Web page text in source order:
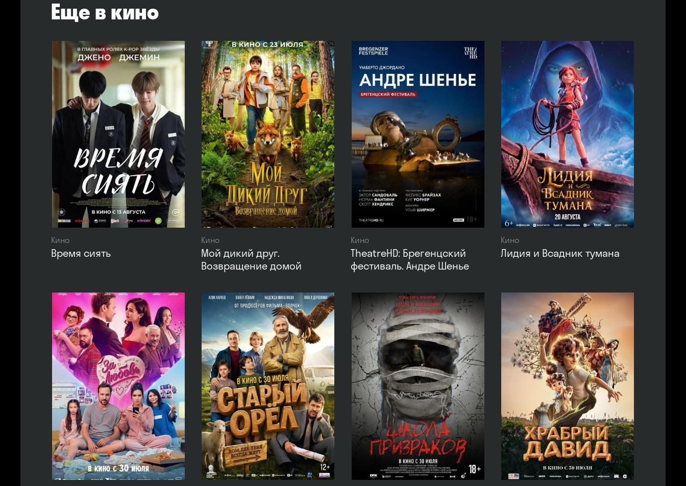
Еще в кино
Кино
Время сиять
Кино
Мой дикий друг.
Возвращение домой
Кино
TheatreHD: Брегенцский
фестиваль. Андре Шенье
Кино
Лидия и Всадник тумана